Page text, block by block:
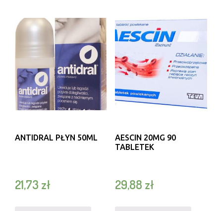
ANTIDRAL PŁYN 50ML
21,73 zł
AESCIN 20MG 90
TABLETEK
29,88 zł